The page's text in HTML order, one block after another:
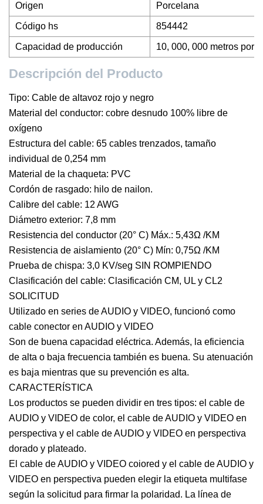
Origen Porcelana
Código hs 854442
Capacidad de producción 10, 000, 000 metros por
Descripción del Producto
Tipo: Cable de altavoz rojo y negro
Material del conductor: cobre desnudo 100% libre de
oxígeno
Estructura del cable: 65 cables trenzados, tamaño
individual de 0,254 mm
Material de la chaqueta: PVC
Cordón de rasgado: hilo de nailon.
Calibre del cable: 12 AWG
Diámetro exterior: 7,8 mm
Resistencia del conductor (20° C) Máx.: 5,43Ω /KM
Resistencia de aislamiento (20° C) Mín: 0,75Ω /KM
Prueba de chispa: 3,0 KV/seg SIN ROMPIENDO
Clasificación del cable: Clasificación CM, UL y CL2
SOLICITUD
Utilizado en series de AUDIO y VIDEO, funcionó como
cable conector en AUDIO y VIDEO
Son de buena capacidad eléctrica. Además, la eficiencia
de alta o baja frecuencia también es buena. Su atenuación
es baja mientras que su prevención es alta.
CARACTERÍSTICA
Los productos se pueden dividir en tres tipos: el cable de
AUDIO y VIDEO de color, el cable de AUDIO y VIDEO en
perspectiva y el cable de AUDIO y VIDEO en perspectiva
dorado y plateado.
El cable de AUDIO y VIDEO coiored y el cable de AUDIO y
VIDEO en perspectiva pueden elegir la etiqueta multifase
según la solicitud para firmar la polaridad. La línea de